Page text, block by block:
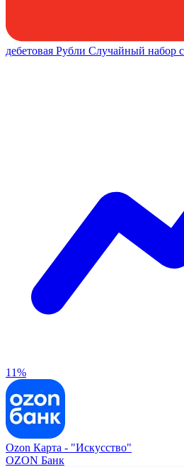
дебетовая Рубли Случайный набор
11%
Ozon Карта - "Искусство"
OZON Банк